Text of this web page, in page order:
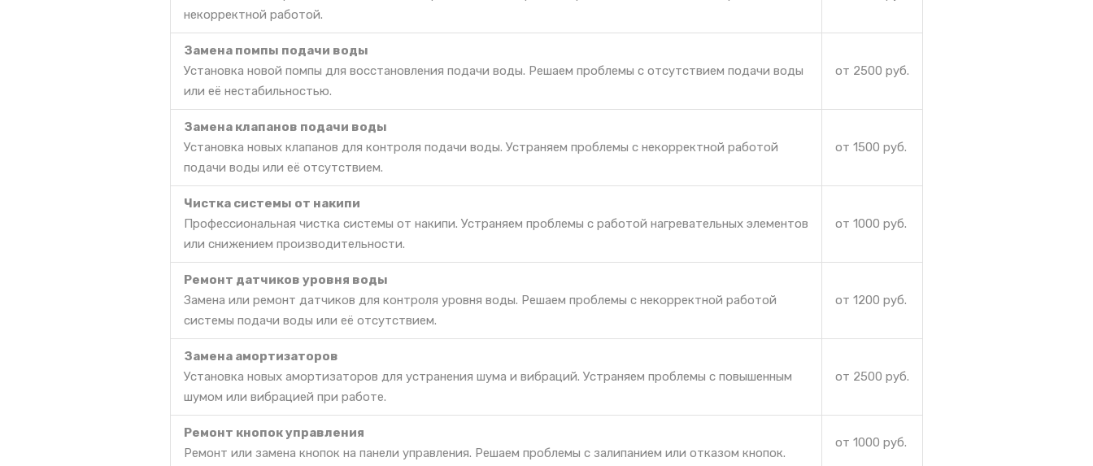
некорректной работой.
Замена помпы подачи воды
Установка новой помпы для восстановления подачи воды. Решаем проблемы с отсутствием подачи воды
или её нестабильностью.
от 2500 руб.
Замена клапанов подачи воды
Установка новых клапанов для контроля подачи воды. Устраняем проблемы с некорректной работой
подачи воды или её отсутствием.
от 1500 руб.
Чистка системы от накипи
Профессиональная чистка системы от накипи. Устраняем проблемы с работой нагревательных элементов
или снижением производительности.
от 1000 руб.
Ремонт датчиков уровня воды
Замена или ремонт датчиков для контроля уровня воды. Решаем проблемы с некорректной работой
системы подачи воды или её отсутствием.
от 1200 руб.
Замена амортизаторов
Установка новых амортизаторов для устранения шума и вибраций. Устраняем проблемы с повышенным
шумом или вибрацией при работе.
от 2500 руб.
Ремонт кнопок управления
Ремонт или замена кнопок на панели управления. Решаем проблемы с залипанием или отказом кнопок.
от 1000 руб.